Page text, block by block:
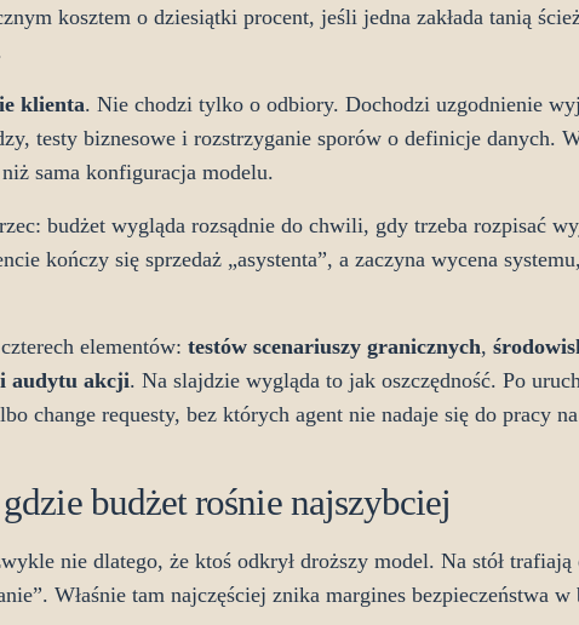
kosztem o dziesiątki procent, jeśli jedna zakłada tanią
klienta. Nie chodzi tylko o odbiory. Dochodzi uzgodnienie
testy biznesowe i rozstrzyganie sporów o definicje danych.
sama konfiguracja modelu.
budżet wygląda rozsądnie do chwili, gdy trzeba rozpisać
kończy się sprzedaż „asystenta”, a zaczyna wycena
elementów: testów scenariuszy granicznych,
audytu akcji. Na slajdzie wygląda to jak oszczędność. Po
change requesty, bez których agent nie nadaje się do pracy
budżet rośnie najszybciej
nie dlatego, że ktoś odkrył droższy model. Na stół
Właśnie tam najczęściej znika margines bezpieczeństwa w